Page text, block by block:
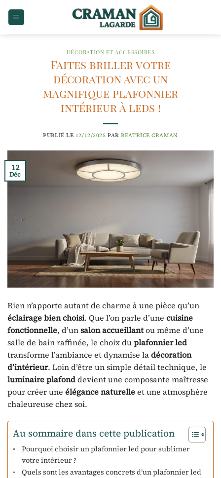
DÉCORATION ET ACCESSOIRES
Faites briller votre
décoration avec un
magnifique plafonnier
intérieur à leds !
PUBLIÉ LE 12/12/2025 PARBEATRICE CRAMAN
12
Déc
Rien n’apporte autant de charme à une pièce qu’un
éclairage bien choisi. Que l’on parle d’une cuisine
fonctionnelle, d’unsalon accueillantou même d’une
salle de bain raffinée, le choix duplafonnier led
transforme l’ambiance et dynamise ladécoration
d’intérieur. Loin d’être un simple détail technique, le
luminaire plafonddevient une composante maîtresse
pour créer une élégance naturelleet une atmosphère
chaleureuse chez soi.
Au sommaire dans cette publication
Pourquoi choisir un plafonnier led pour sublimer
votre intérieur ?
Quels sont les avantages concrets d’un plafonnier led